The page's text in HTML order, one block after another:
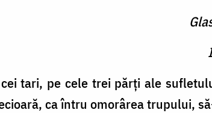
tari, pe cele trei părţi ale
ca întru omorârea trupului,